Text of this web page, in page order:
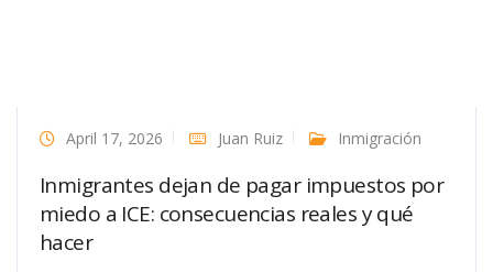
April 17, 2026 Juan Ruiz Inmigración
Inmigrantes dejan de pagar impuestos por
miedo a ICE: consecuencias reales y qué
hacer